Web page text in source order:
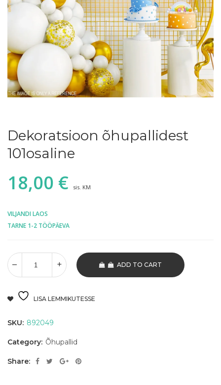
Dekoratsioon õhupallidest
101osaline
18,00 € sis. KM
VILJANDI LAOS
TARNE 1-2 TÖÖPÄEVA
ADD TO CART
LISA LEMMIKUTESSE
SKU: 892049
Category: Õhupallid
Share: